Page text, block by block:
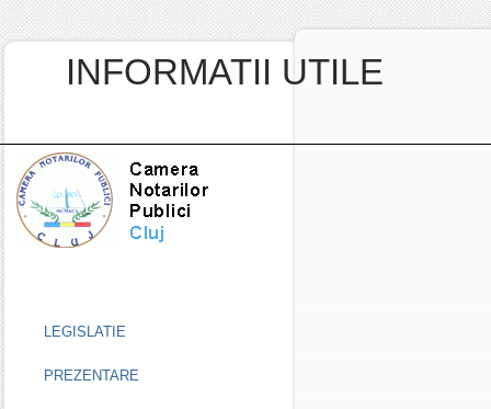
INFORMATII UTILE
LEGISLATIE
PREZENTARE